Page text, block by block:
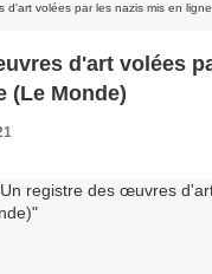
d'art volées par les nazis mis en
d'art volées
(Le Monde)